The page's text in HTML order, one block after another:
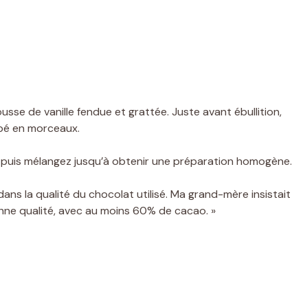
de vanille fendue et grattée. Juste avant ébullition,
en morceaux.
mélangez jusqu’à obtenir une préparation homogène.
la qualité du chocolat utilisé. Ma grand-mère insistait
qualité, avec au moins 60% de cacao. »